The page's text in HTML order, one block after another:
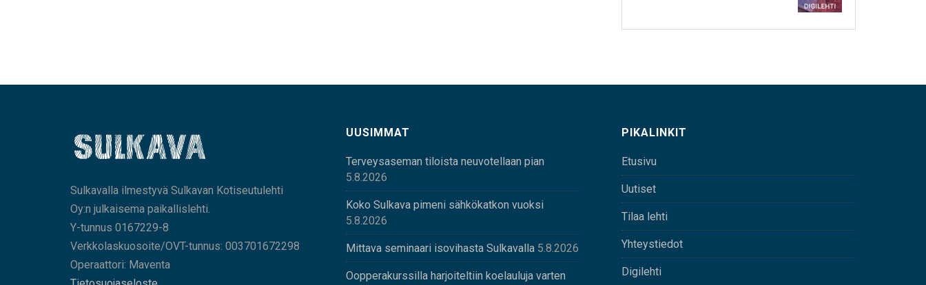
Sulkavalla ilmestyvä Sulkavan Kotiseutulehti
Oy:n julkaisema paikallislehti.
Y-tunnus 0167229-8
Verkkolaskuosoite/OVT-tunnus: 003701672298
Operaattori: Maventa
UUSIMMAT
Terveysaseman tiloista neuvotellaan pian
5.8.2026
Koko Sulkava pimeni sähkökatkon vuoksi
5.8.2026
Mittava seminaari isovihasta Sulkavalla 5.8.2026
Oopperakurssilla harjoiteltiin koelauluja varten
PIKALINKIT
Etusivu
Uutiset
Tilaa lehti
Yhteystiedot
Digilehti